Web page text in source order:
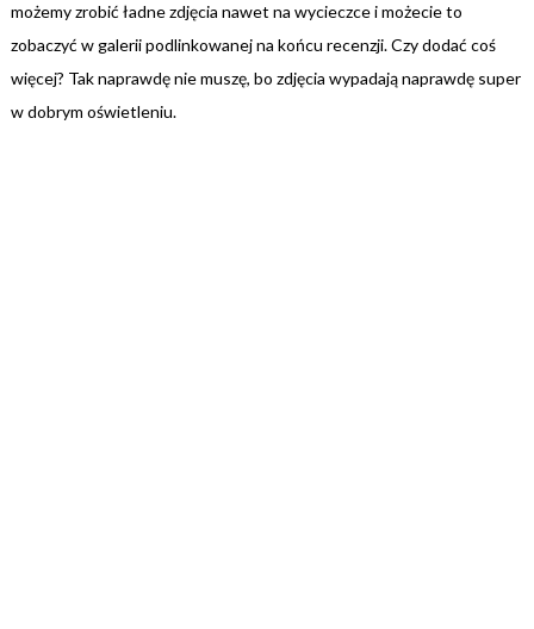
możemy zrobić ładne zdjęcia nawet na wycieczce i możecie to
zobaczyć w galerii podlinkowanej na końcu recenzji. Czy dodać coś
więcej? Tak naprawdę nie muszę, bo zdjęcia wypadają naprawdę super
w dobrym oświetleniu.